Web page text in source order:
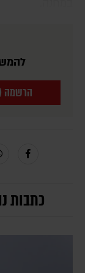
הרשמה
כתבות